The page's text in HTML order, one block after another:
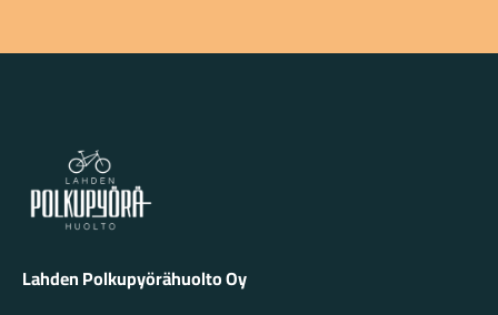
Lahden Polkupyörähuolto - etusivulle
Lahden Polkupyörähuolto Oy